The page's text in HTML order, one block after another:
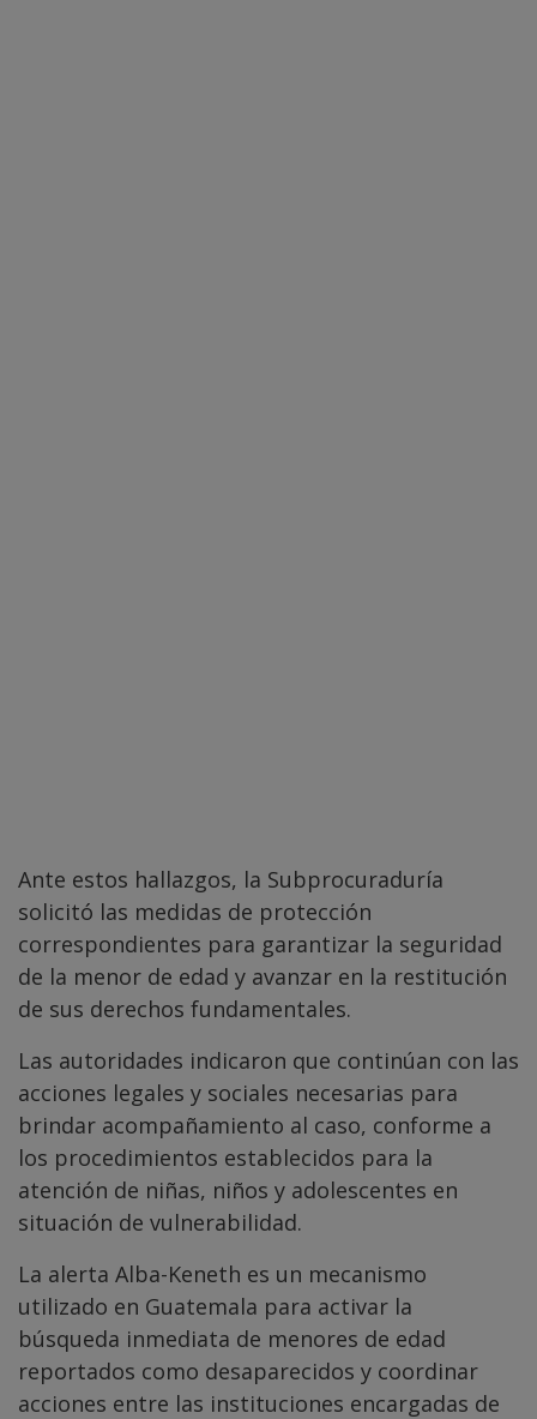
Ante estos hallazgos, la Subprocuraduría
solicitó las medidas de protección
correspondientes para garantizar la seguridad
de la menor de edad y avanzar en la restitución
de sus derechos fundamentales.
Las autoridades indicaron que continúan con las
acciones legales y sociales necesarias para
brindar acompañamiento al caso, conforme a
los procedimientos establecidos para la
atención de niñas, niños y adolescentes en
situación de vulnerabilidad.
La alerta Alba-Keneth es un mecanismo
utilizado en Guatemala para activar la
búsqueda inmediata de menores de edad
reportados como desaparecidos y coordinar
acciones entre las instituciones encargadas de